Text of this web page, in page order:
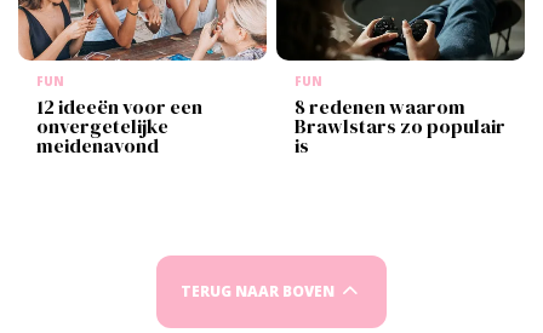
FUN
12 ideeën voor een
onvergetelijke
meidenavond
FUN
8 redenen waarom
Brawlstars zo populair
is
TERUG NAAR BOVEN